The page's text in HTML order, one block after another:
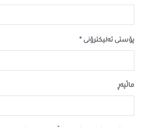
پۆستی ئەلیکترۆنی *
ماڵپه‌ڕ